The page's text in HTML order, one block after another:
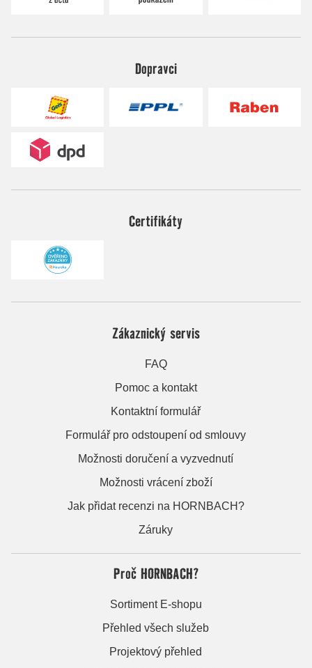
Dopravci
Certifikáty
Zákaznický servis
FAQ
Pomoc a kontakt
Kontaktní formulář
Formulář pro odstoupení od smlouvy
Možnosti doručení a vyzvednutí
Možnosti vrácení zboží
Jak přidat recenzi na HORNBACH?
Záruky
Proč HORNBACH?
Sortiment E-shopu
Přehled všech služeb
Projektový přehled